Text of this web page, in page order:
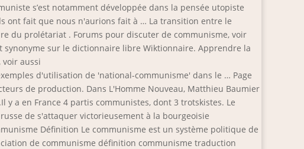
s’est notamment développée dans la pensée utopiste
ont fait que nous n'aurions fait à … La transition entre le
du prolétariat . Forums pour discuter de communisme, voir
synonyme sur le dictionnaire libre Wiktionnaire. Apprendre la
aussi
d'utilisation de 'national-communisme' dans le … Page
de production. Dans L'Homme Nouveau, Matthieu Baumier
a en France 4 partis communistes, dont 3 trotskistes. Le
de s'attaquer victorieusement à la bourgeoisie
Définition Le communisme est un système politique de
de communisme définition communisme traduction